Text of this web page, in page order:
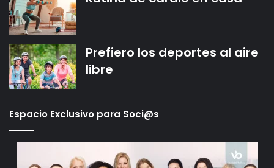
Prefiero los deportes al aire
libre
Espacio Exclusivo para Soci@s